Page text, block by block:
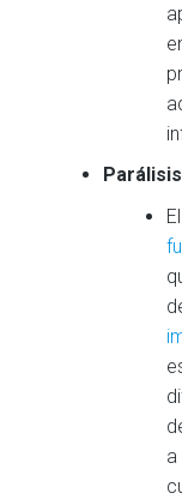
a